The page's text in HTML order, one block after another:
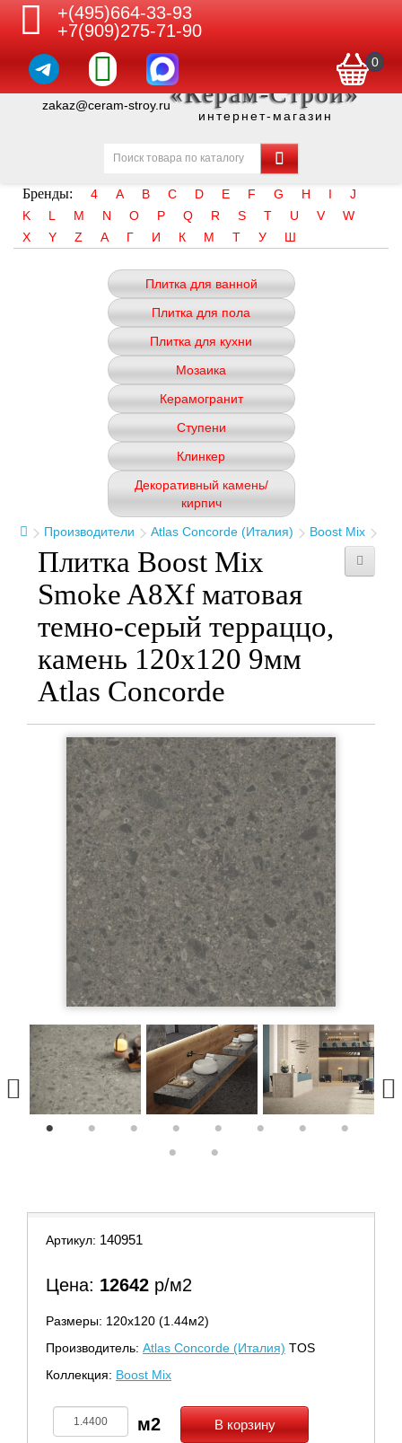
+(495)664-33-93
+7(909)275-71-90
0
zakaz@ceram-stroy.ru«Керам-Строй»
интернет-магазин
Бренды: 4 A B C D E F G H I
J
K
L M N O P Q R S T U V
W
X
Y Z А Г И К М Т У Ш
Плитка для ванной
Плитка для пола
Плитка для кухни
Мозаика
Керамогранит
Ступени
Клинкер
Декоративный камень/
кирпич
Производители
Atlas Concorde (Италия) Boost Mix
Плитка Boost Mix
Smoke A8Xf матовая
темно-серый терраццо,
камень 120x120 9мм
Atlas Concorde
Артикул: 140951
Цена: 12642 р/м2
Размеры: 120х120 (1.44м2)
Производитель: Atlas Concorde (Италия) TOS
Коллекция: Boost Mix
В корзину